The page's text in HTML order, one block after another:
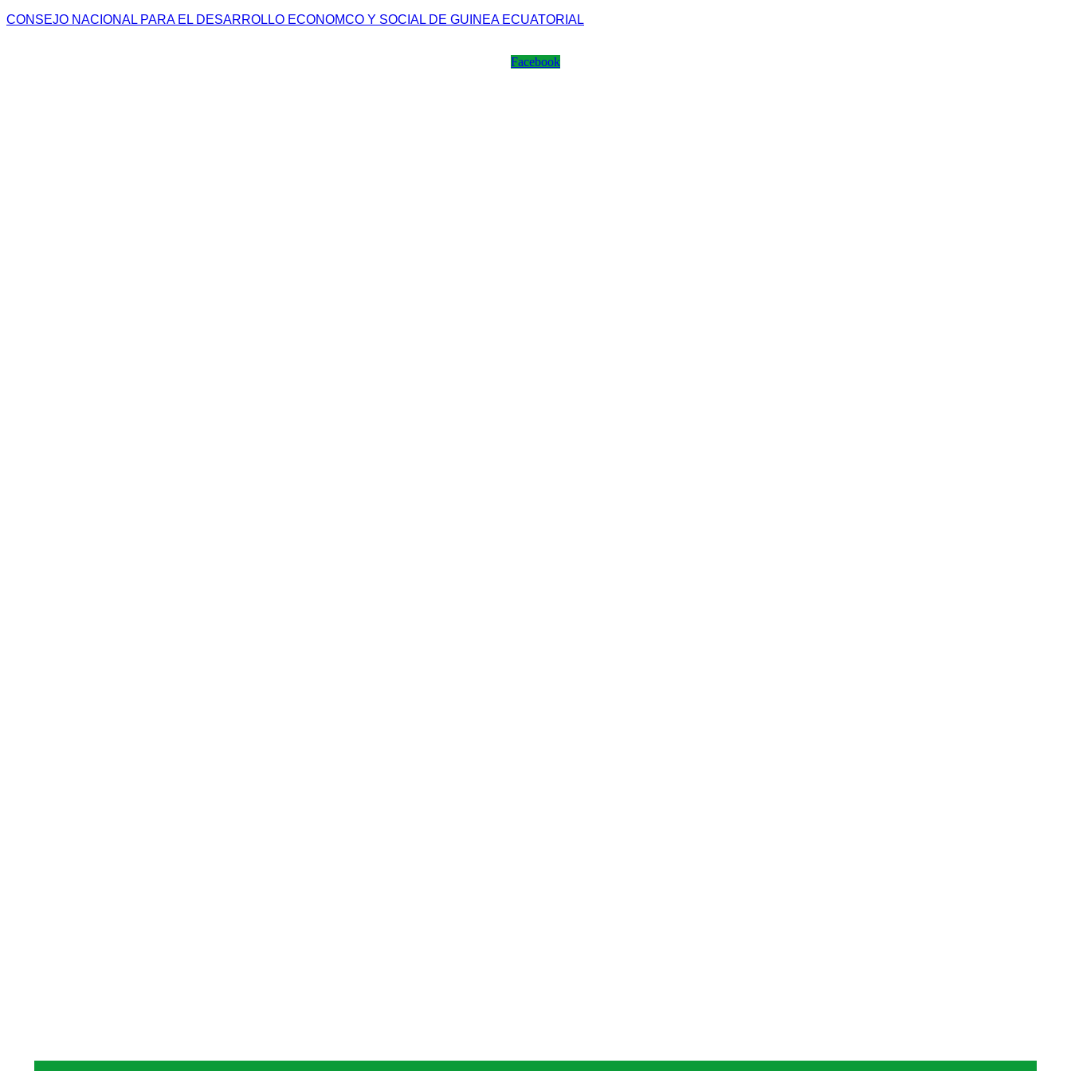
CONSEJO NACIONAL PARA EL DESARROLLO ECONOMCO Y SOCIAL DE GUINEA ECUATORIAL
Facebook